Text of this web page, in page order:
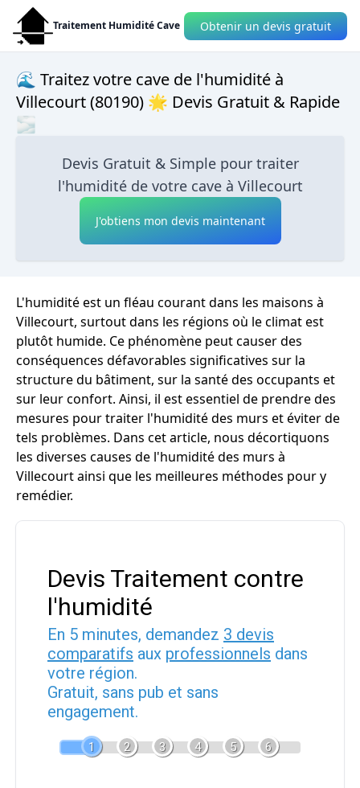
Traitement Humidité Cave Obtenir un devis gratuit
🌊 Traitez votre cave de l'humidité à
Villecourt (80190) 🌟 Devis Gratuit & Rapide
🌫
Devis Gratuit & Simple pour traiter
l'humidité de votre cave à Villecourt
J'obtiens mon devis maintenant
L'humidité est un fléau courant dans les maisons à
Villecourt, surtout dans les régions où le climat est
plutôt humide. Ce phénomène peut causer des
conséquences défavorables significatives sur la
structure du bâtiment, sur la santé des occupants et
sur leur confort. Ainsi, il est essentiel de prendre des
mesures pour traiter l'humidité des murs et éviter de
tels problèmes. Dans cet article, nous décortiquons
les diverses causes de l'humidité des murs à
Villecourt ainsi que les meilleures méthodes pour y
remédier.
Devis Traitement contre
l'humidité
En 5 minutes, demandez 3 devis
comparatifs aux professionnels dans
votre région.
Gratuit, sans pub et sans
engagement.
1 2 3 4 5 6